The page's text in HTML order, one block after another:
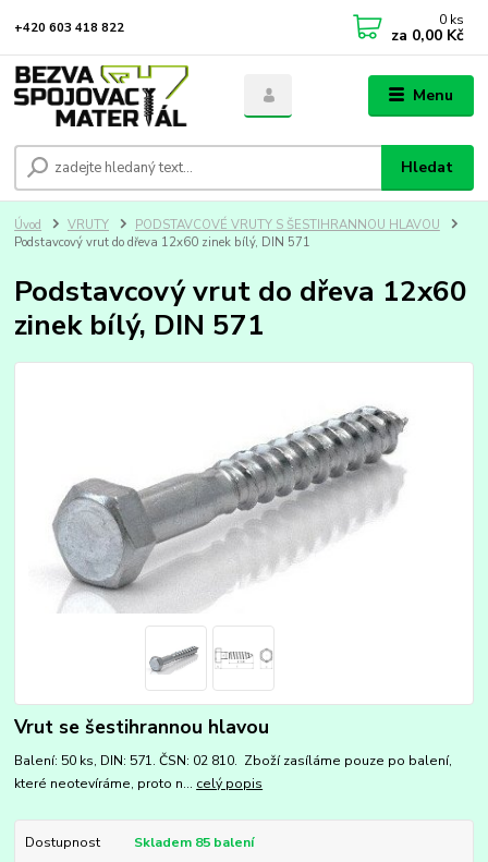
Menu
Hledat
+420 603 418 822 0 ks
za 0,00 Kč
Úvod VRUTY
PODSTAVCOVÉ VRUTY S ŠESTIHRANNOU HLAVOU
Podstavcový vrut do dřeva 12x60 zinek bílý, DIN 571
Podstavcový vrut do dřeva 12x60
zinek bílý, DIN 571
Vrut se šestihrannou hlavou
Balení: 50 ks, DIN: 571. ČSN: 02 810. Zboží zasíláme pouze po balení,
které neotevíráme, proto n... celý popis
Dostupnost
Skladem 85 balení